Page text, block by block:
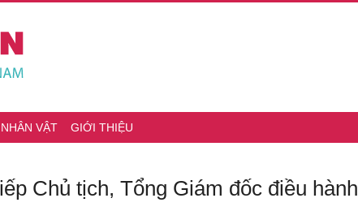
NHÂN VẬT GIỚI THIỆU
Chủ tịch, Tổng Giám đốc điều hành